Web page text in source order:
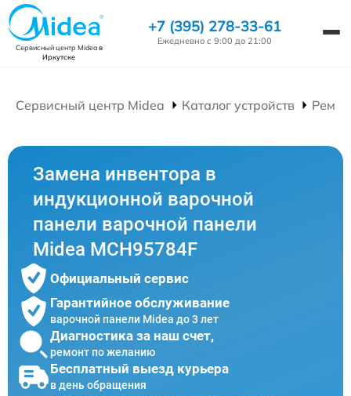
Сервисный центр Mideaв
Иркутске
+7 (395) 278-33-61
Ежедневно с 9:00 до 21:00
Сервисный центр Midea Каталог устройств
Замена инвентора в
индукционной варочной
панели варочной панели
Midea MCH95784F
Официальный сервис
Гарантийное обслуживание
варочной панели Midea до 3 лет
Диагностика за наш счет,
ремонт по желанию
Бесплатный выезд курьера
в день обращения